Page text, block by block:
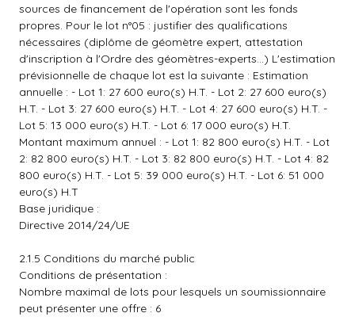
sources de financement de l'opération sont les fonds
propres. Pour le lot n°05 : justifier des qualifications
nécessaires (diplôme de géomètre expert, attestation
d'inscription à l'Ordre des géomètres-experts...) L'estimation
prévisionnelle de chaque lot est la suivante : Estimation
annuelle : - Lot 1: 27 600 euro(s) H.T. - Lot 2: 27 600 euro(s)
H.T. - Lot 3: 27 600 euro(s) H.T. - Lot 4: 27 600 euro(s) H.T. -
Lot 5: 13 000 euro(s) H.T. - Lot 6: 17 000 euro(s) H.T.
Montant maximum annuel : - Lot 1: 82 800 euro(s) H.T. - Lot
2: 82 800 euro(s) H.T. - Lot 3: 82 800 euro(s) H.T. - Lot 4: 82
800 euro(s) H.T. - Lot 5: 39 000 euro(s) H.T. - Lot 6: 51 000
euro(s) H.T
Base juridique :
Directive 2014/24/UE
2.1.5 Conditions du marché public
Conditions de présentation :
Nombre maximal de lots pour lesquels un soumissionnaire
peut présenter une offre : 6